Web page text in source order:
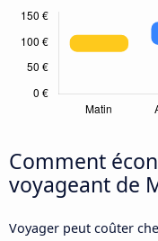
Comment
voyageant de
Voyager peut coûter